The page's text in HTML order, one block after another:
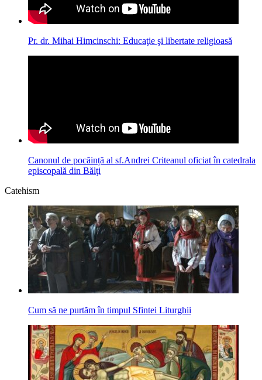
Pr. dr. Mihai Himcinschi: Educaţie şi libertate religioasă
Canonul de pocăință al sf.Andrei Criteanul oficiat în catedrala
episcopală din Bălţi
Catehism
Cum să ne purtăm în timpul Sfintei Liturghii